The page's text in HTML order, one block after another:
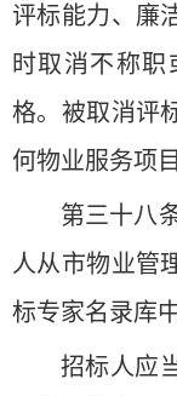
评标能力、廉
时取消不称
格。被取消评
何物业服务项
第三十八
人从市物业管
标专家名录库
招标人应